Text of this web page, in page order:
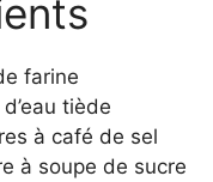
farine
tiède
à café de sel
à soupe de sucre